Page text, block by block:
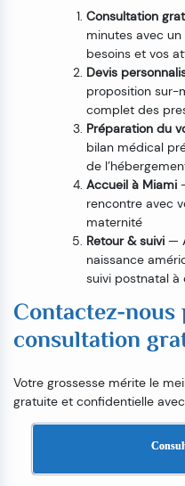
Consultation
minutes avec
besoins et vos
Devis
proposition sur-
complet des
Préparation du
bilan médical
de
Accueil à Miami
rencontre avec
maternité
Retour & suivi —
naissance
suivi postnatal à
Contactez-
consultation
Votre grossesse mérite le
gratuite et confidentielle